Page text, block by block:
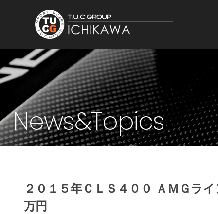
News&Topics
２０１５年ＣＬＳ４００ ＡＭＧ
万円